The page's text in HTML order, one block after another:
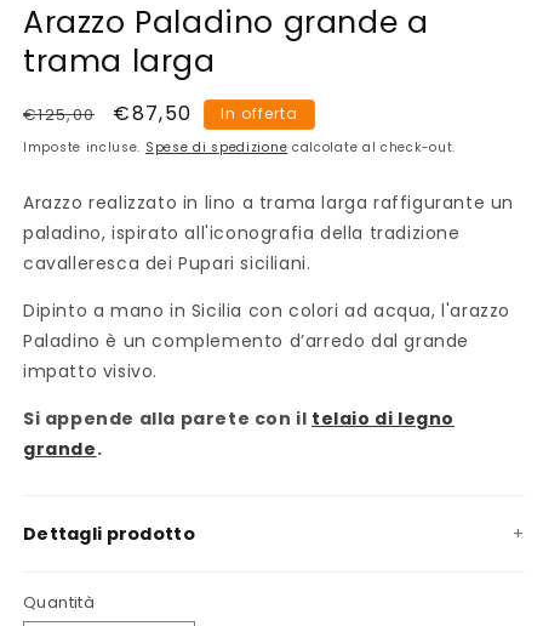
finestra
modale
Arazzo Paladino grande a
trama larga
Prezzo
di
€125,00
Prezzo
scontato
€87,50 In offerta
Imposte incluse. Spese di spedizione calcolate al check-out.
Arazzo realizzato in lino a trama larga raffigurante un
paladino, ispirato all'iconografia della tradizione
cavalleresca dei Pupari siciliani.
Dipinto a mano in Sicilia con colori ad acqua, l'arazzo
Paladino è un complemento d’arredo dal grande
impatto visivo.
Si appende alla parete con il telaio di legno
grande.
Dettagli prodotto
Quantità